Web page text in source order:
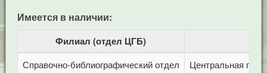
Имеется в наличии:
Филиал (отдел ЦГБ)
Справочно-библиографический отдел Центральная